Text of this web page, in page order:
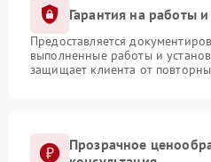
Гарантия на работы и
Предоставляется
выполненные работы и
защищает клиента от
Прозрачное